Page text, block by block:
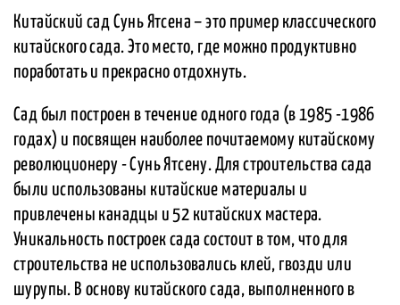
Китайский сад Сунь Ятсена – это пример классического
китайского сада. Это место, где можно продуктивно
поработать и прекрасно отдохнуть.
Сад был построен в течение одного года (в 1985 -1986
годах) и посвящен наиболее почитаемому китайскому
революционеру - Сунь Ятсену. Для строительства сада
были использованы китайские материалы и
привлечены канадцы и 52 китайских мастера.
Уникальность построек сада состоит в том, что для
строительства не использовались клей, гвозди или
шурупы. В основу китайского сада, выполненного в